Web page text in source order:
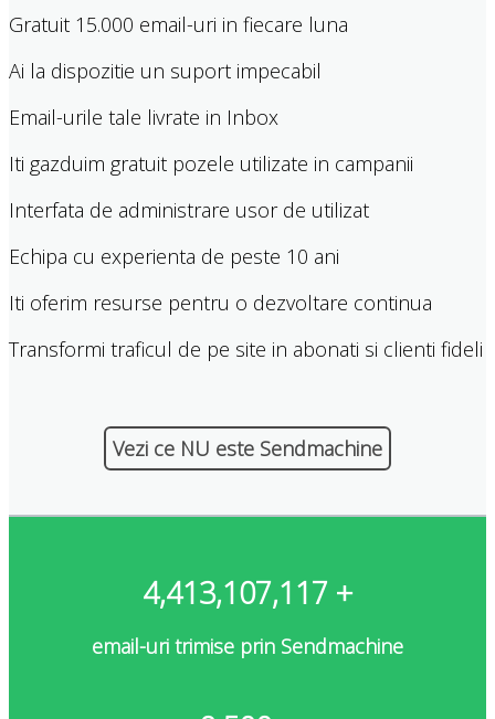
Gratuit 15.000 email-uri in fiecare luna
Ai la dispozitie un suport impecabil
Email-urile tale livrate in Inbox
Iti gazduim gratuit pozele utilizate in campanii
Interfata de administrare usor de utilizat
Echipa cu experienta de peste 10 ani
Iti oferim resurse pentru o dezvoltare continua
Transformi traficul de pe site in abonati si clienti fideli
Vezi ce NU este Sendmachine
4,413,107,117 +
email-uri trimise prin Sendmachine